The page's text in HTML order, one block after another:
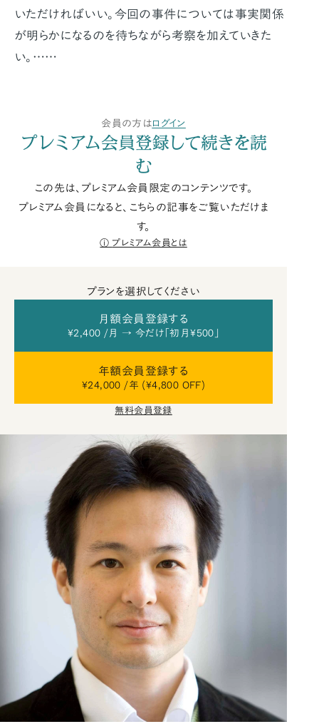
いただければいい。今回の事件については事実関係
が明らかになるのを待ちながら考察を加えていきた
い。……
会員の方はログイン
プレミアム会員登録して続きを読
む
この先は、プレミアム会員限定のコンテンツです。
プレミアム会員になると、こちらの記事をご覧いただけま
す。
プレミアム会員とは
プランを選択してください
月額会員登録する
¥2,400 /月 → 今だけ「初月¥500」
年額会員登録する
¥24,000 /年 (¥4,800 OFF)
無料会員登録